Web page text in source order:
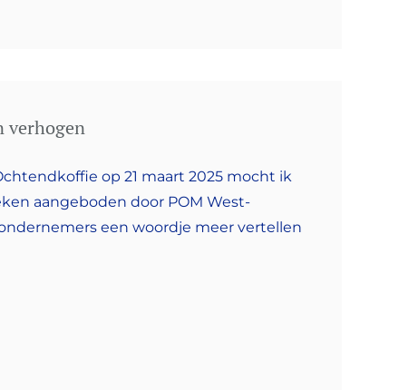
verhogen
op 21 maart 2025 mocht ik
aangeboden door POM West-
een woordje meer vertellen